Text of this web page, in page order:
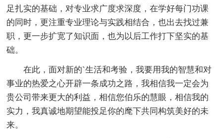
足扎实的基础，对专业求广度求深度，在学好每门功课
的同时，更注重专业理论与实践相结合，也出去找过兼
职，更一步扩宽了知识面，也为以后工作打下坚实的基
础。
在此，面对新的`生活和考验，我要用我的智慧和对
事业的热爱之心开辟一条成功之路，我相信我一定会为
贵公司带来更大的利益，相信您伯乐的慧眼，相信我的
实力，我真诚地期望能投足你的麾下共同构筑美好的未
来。